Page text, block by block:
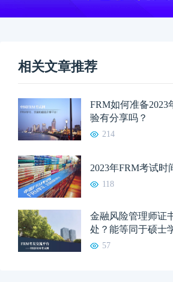
相关文章推荐
FRM如何准备2023
验有分享吗？
214
2023年FRM考试时
118
金融风险管理师证
处？能等同于硕士
57